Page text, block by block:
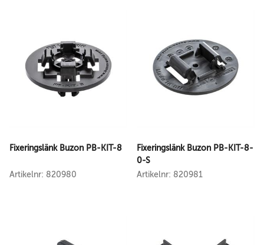
Fixeringslänk Buzon PB-KIT-8
Artikelnr: 820980
Fixeringslänk Buzon PB-KIT-8-
0-S
Artikelnr: 820981